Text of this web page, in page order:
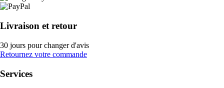
Livraison et retour
30 jours pour changer d'avis
Retournez votre commande
Services